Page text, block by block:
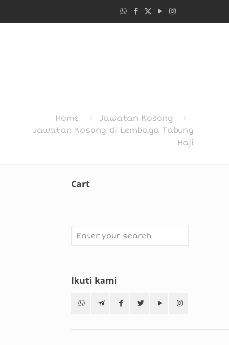
Home
Jawatan Kosong
Jawatan Kosong di Lembaga Tabung
Haji
Cart
Ikuti kami